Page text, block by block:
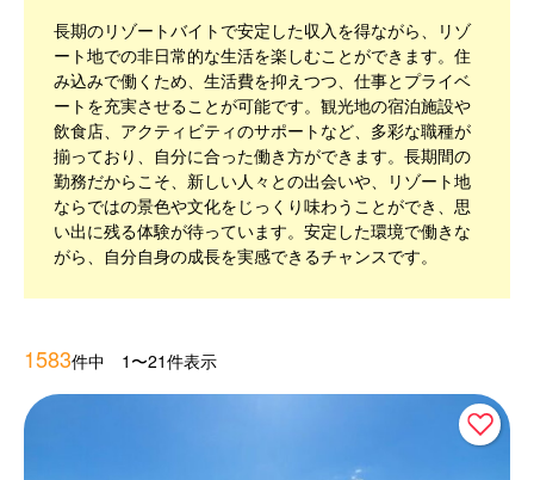
長期のリゾートバイトで安定した収入を得ながら、リゾ
ート地での非日常的な生活を楽しむことができます。住
み込みで働くため、生活費を抑えつつ、仕事とプライベ
ートを充実させることが可能です。観光地の宿泊施設や
飲食店、アクティビティのサポートなど、多彩な職種が
揃っており、自分に合った働き方ができます。長期間の
勤務だからこそ、新しい人々との出会いや、リゾート地
ならではの景色や文化をじっくり味わうことができ、思
い出に残る体験が待っています。安定した環境で働きな
がら、自分自身の成長を実感できるチャンスです。
1583件中 1〜21件表示